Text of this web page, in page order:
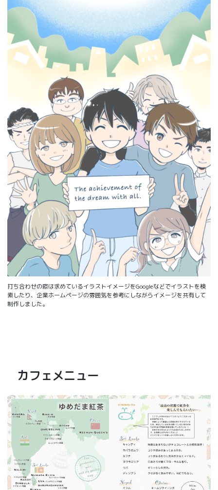
打ち合わせの際は求めているイラストイメージをGoogleなどでイラストを検
索したり、企業ホームページの雰囲気を参考にしながらイメージを共有して
制作しました。
カフェメニュー